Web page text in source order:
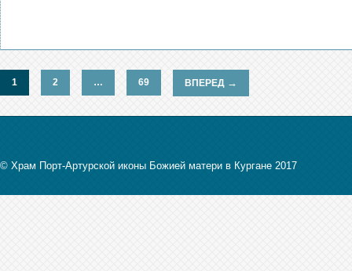
1 2 … 69 ВПЕРЕД →
© Храм Порт-Артурской иконы Божией матери в Кургане 2017